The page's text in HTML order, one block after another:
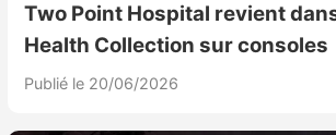
Two Point Hospital revient
Health Collection sur consoles
Publié le 20/06/2026